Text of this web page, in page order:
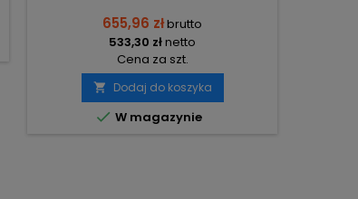
655,96 złbrutto
533,30 złnetto
Cena za szt.
 Dodaj do koszyka
 W magazynie